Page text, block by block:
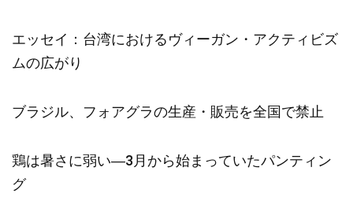
エッセイ：台湾におけるヴィーガン・アクティビズ
ムの広がり
ブラジル、フォアグラの生産・販売を全国で禁止
鶏は暑さに弱い―3月から始まっていたパンティン
グ